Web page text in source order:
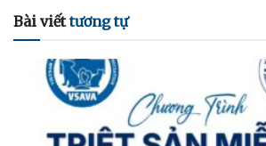
Bài viếttương tự